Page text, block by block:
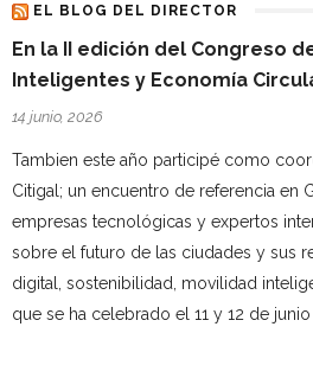
EL BLOG DEL DIRECTOR
En la II edición del Congreso
Inteligentes y Economía
14 junio, 2026
Tambien este año participé como
Citigal; un encuentro de referencia en
empresas tecnológicas y expertos
sobre el futuro de las ciudades y sus
digital, sostenibilidad, movilidad
que se ha celebrado el 11 y 12 de junio